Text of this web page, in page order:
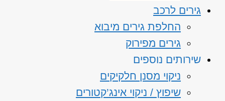
גירים לרכב
החלפת גירים מיבוא
גירים מפירוק
שירותים נוספים
ניקוי מסנן חלקיקים
שיפוץ / ניקוי אינג’קטורים